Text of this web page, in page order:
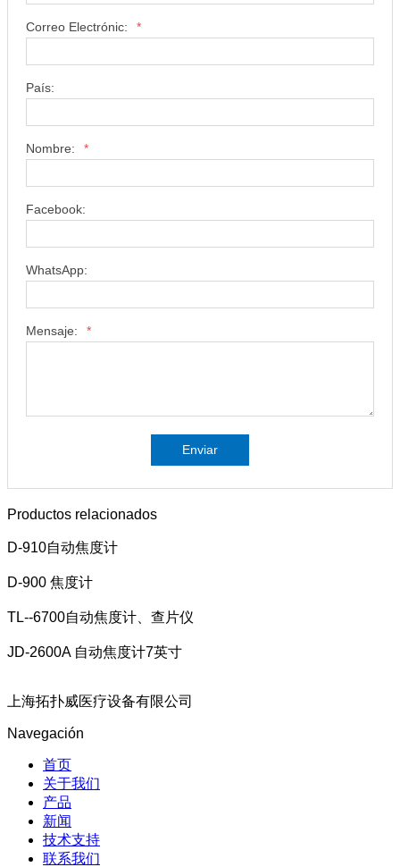
Correo Electrónic: *
País:
Nombre: *
Facebook:
WhatsApp:
Mensaje: *
Enviar
Productos relacionados
D-910自动焦度计
D-900 焦度计
TL--6700自动焦度计、查片仪
JD-2600A 自动焦度计7英寸
上海拓扑威医疗设备有限公司
Navegación
首页
关于我们
产品
新闻
技术支持
联系我们